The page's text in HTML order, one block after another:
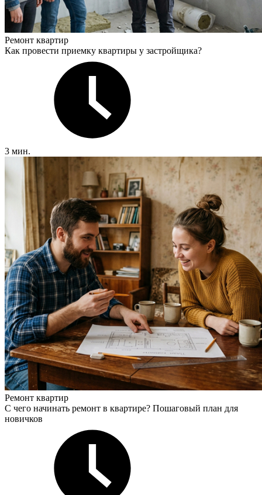
Ремонт квартир
Как провести приемку квартиры у застройщика?
3 мин.
Ремонт квартир
С чего начинать ремонт в квартире? Пошаговый план для
новичков